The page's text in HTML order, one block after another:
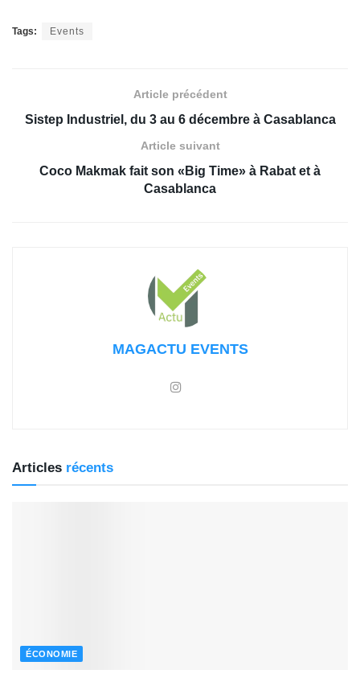
Tags: Events
Article précédent
Sistep Industriel, du 3 au 6 décembre à Casablanca
Article suivant
Coco Makmak fait son «Big Time» à Rabat et à
Casablanca
MAGACTU EVENTS
Articles récents
ÉCONOMIE